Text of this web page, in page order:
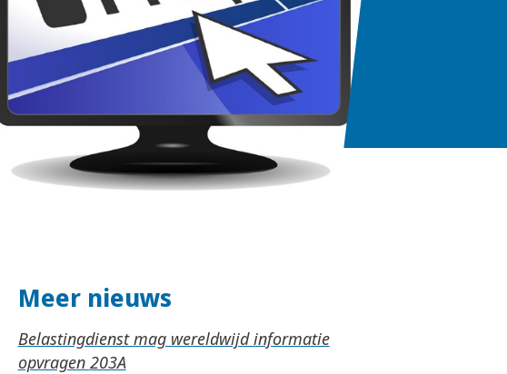
Meer nieuws
Belastingdienst mag wereldwijd informatie
opvragen